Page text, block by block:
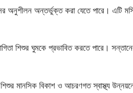
অনুশীলন অন্তর্ভুক্ত করা যেতে পারে। এটি
শিশুর ঘুমকে প্রভাবিত করতে পারে।
মানসিক বিকাশ ও আচরণগত স্বাস্থ্য